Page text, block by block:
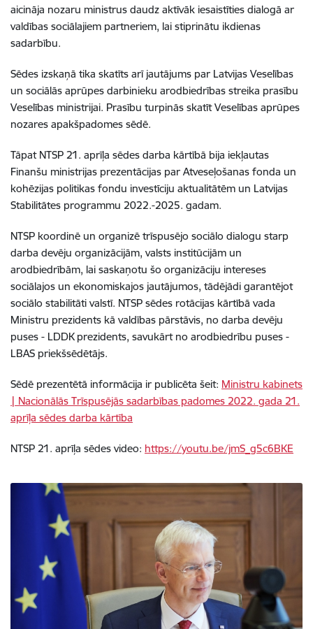
aicināja nozaru ministrus daudz aktīvāk iesaistīties dialogā ar
valdības sociālajiem partneriem, lai stiprinātu ikdienas
sadarbību.
Sēdes izskaņā tika skatīts arī jautājums par Latvijas Veselības
un sociālās aprūpes darbinieku arodbiedrības streika prasību
Veselības ministrijai. Prasību turpinās skatīt Veselības aprūpes
nozares apakšpadomes sēdē.
Tāpat NTSP 21. aprīļa sēdes darba kārtībā bija iekļautas
Finanšu ministrijas prezentācijas par Atveseļošanas fonda un
kohēzijas politikas fondu investīciju aktualitātēm un Latvijas
Stabilitātes programmu 2022.-2025. gadam.
NTSP koordinē un organizē trīspusējo sociālo dialogu starp
darba devēju organizācijām, valsts institūcijām un
arodbiedrībām, lai saskaņotu šo organizāciju intereses
sociālajos un ekonomiskajos jautājumos, tādējādi garantējot
sociālo stabilitāti valstī. NTSP sēdes rotācijas kārtībā vada
Ministru prezidents kā valdības pārstāvis, no darba devēju
puses - LDDK prezidents, savukārt no arodbiedrību puses -
LBAS priekšsēdētājs.
Sēdē prezentētā informācija ir publicēta šeit: Ministru kabinets
| Nacionālās Trīspusējās sadarbības padomes 2022. gada 21.
aprīļa sēdes darba kārtība
NTSP 21. aprīļa sēdes video: https://youtu.be/jmS_g5c6BKE